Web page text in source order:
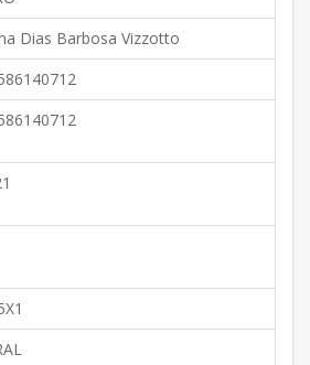
Dias Barbosa Vizzotto